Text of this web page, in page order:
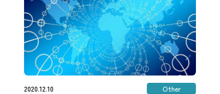
2020.12.10
Other